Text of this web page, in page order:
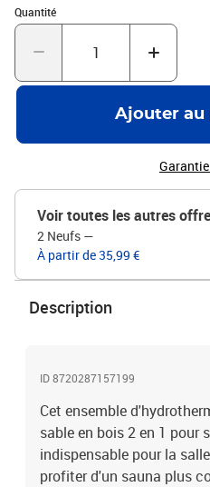
cabine de sauna.Minuterie à sable
une durée populaire pour profiter
minuteur rotatif comprend
courtes.Matériau durable : le
naturel magnifique. Le bois de
donnent au matériau son aspect
Fabriqués en bois de pin, le
sont plus durables.Matériau :
H)Dimensions de la minuterie à
Quantité
Quantité : 1
Ajouter au
Voir toutes les autres
2 Neufs —
À partir de 35,99 €
Description
ID 8720287157199
Cet ensemble
sable en bois 2 en 1 pour
indispensable pour la
profiter d'un sauna plus